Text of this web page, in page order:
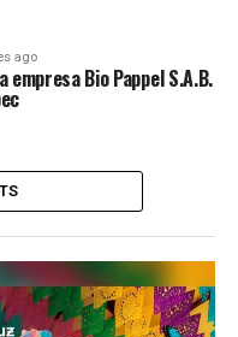
ago
Bio Pappel S.A.B.